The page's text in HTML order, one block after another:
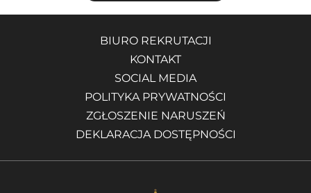
BIURO REKRUTACJI
KONTAKT
SOCIAL MEDIA
POLITYKA PRYWATNOŚCI
ZGŁOSZENIE NARUSZEŃ
DEKLARACJA DOSTĘPNOŚCI